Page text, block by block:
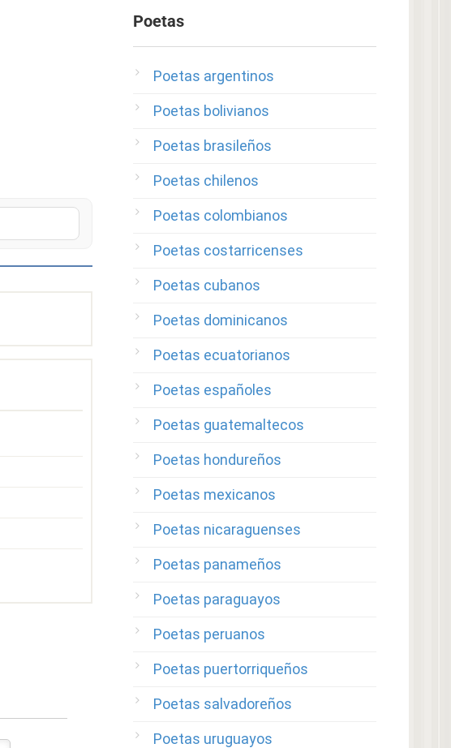
Poetas
Poetas argentinos
Poetas bolivianos
Poetas brasileños
Poetas chilenos
Poetas colombianos
Poetas costarricenses
Poetas cubanos
Poetas dominicanos
Poetas ecuatorianos
Poetas españoles
Poetas guatemaltecos
Poetas hondureños
Poetas mexicanos
Poetas nicaraguenses
Poetas panameños
Poetas paraguayos
Poetas peruanos
Poetas puertorriqueños
Poetas salvadoreños
Poetas uruguayos